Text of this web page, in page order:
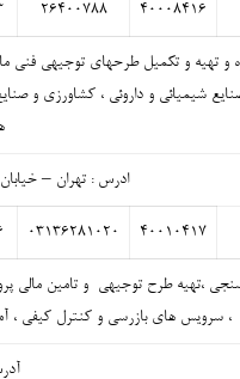
۴۰۰۰۸۴۱۶ ۲۶۴۰۰۷۸۸
و تهیه و تکمیل طرحهای توجیهی فنی
شیمیائی و داروئی ، کشاورزی و
ادرس : تهران – خیابان
۴۰۰۱۰۴۱۷ ۰۳۱۳۶۲۸۱۰۲۰
،تهیه طرح توجیهی و تامین مالی
، سرویس های بازرسی و کنترل کیفی ،